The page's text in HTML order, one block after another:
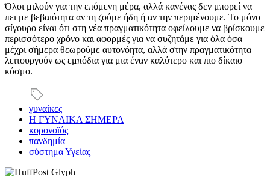
Όλοι μιλούν για την επόμενη μέρα, αλλά κανένας δεν μπορεί να
πει με βεβαιότητα αν τη ζούμε ήδη ή αν την περιμένουμε. Το μόνο
σίγουρο είναι ότι στη νέα πραγματικότητα οφείλουμε να βρίσκουμε
περισσότερο χρόνο και αφορμές για να συζητάμε για όλα όσα
μέχρι σήμερα θεωρούμε αυτονόητα, αλλά στην πραγματικότητα
λειτουργούν ως εμπόδια για μια έναν καλύτερο και πιο δίκαιο
κόσμο.
γυναίκες
Η ΓΥΝΑΙΚΑ ΣΗΜΕΡΑ
κορονοϊός
πανδημία
σύστημα Υγείας